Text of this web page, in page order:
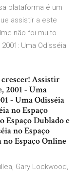
plataforma é um
assistir a este
não foi muito
Uma Odisséia
crescer! Assistir
2001 - Uma
- Uma Odisséia
no Espaço
Espaço Dublado e
no Espaço
Espaço Online
Gary Lockwood,